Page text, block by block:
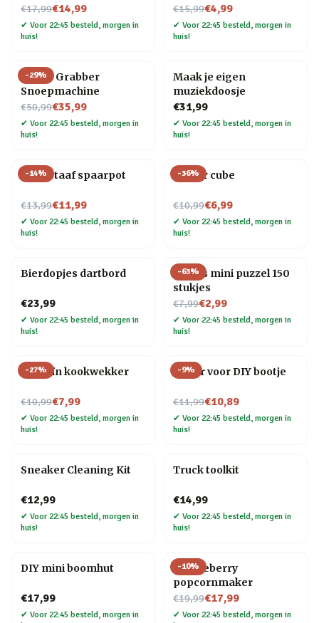
€17,99
Nu voor€14,99
✔ Voor 22:45 besteld, morgen in
huis!
€15,99
Nu voor€4,99
✔ Voor 22:45 besteld, morgen in
huis!
-29%
Candy Grabber
Snoepmachine
€50,99
Nu voor€35,99
✔ Voor 22:45 besteld, morgen in
huis!
Maak je eigen
muziekdoosje
€31,99
✔ Voor 22:45 besteld, morgen in
huis!
-14%
Goudstaaf spaarpot
€13,99
Nu voor€11,99
✔ Voor 22:45 besteld, morgen in
huis!
-36%
Finger cube
€10,99
Nu voor€6,99
✔ Voor 22:45 besteld, morgen in
huis!
Bierdopjes dartbord
€23,99
✔ Voor 22:45 besteld, morgen in
huis!
-63%
Vogels mini puzzel 150
stukjes
€7,99
Nu voor€2,99
✔ Voor 22:45 besteld, morgen in
huis!
-27%
Pinguïn kookwekker
€10,99
Nu voor€7,99
✔ Voor 22:45 besteld, morgen in
huis!
-9%
Motor voor DIY bootje
€11,99
Nu voor€10,89
✔ Voor 22:45 besteld, morgen in
huis!
Sneaker Cleaning Kit
€12,99
✔ Voor 22:45 besteld, morgen in
huis!
Truck toolkit
€14,99
✔ Voor 22:45 besteld, morgen in
huis!
DIY mini boomhut
€17,99
✔ Voor 22:45 besteld, morgen in
-10%
Huckleberry
popcornmaker
€19,99
Nu voor€17,99
✔ Voor 22:45 besteld, morgen in